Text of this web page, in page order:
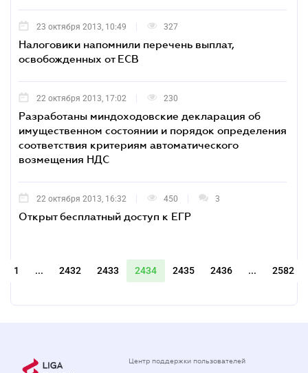
23 октября 2013, 10:49 327
Налоговики напомнили перечень выплат,
освобожденных от ЕСВ
22 октября 2013, 17:02 230
Разработаны миндоходовские декларация об
имущественном состоянии и порядок определения
соответствия критериям автоматического
возмещения НДС
22 октября 2013, 16:32 450 3
Открыт бесплатный доступ к ЕГР
1 ... 2432 2433 2434 2435 2436 ... 2582
Центр поддержки пользователей